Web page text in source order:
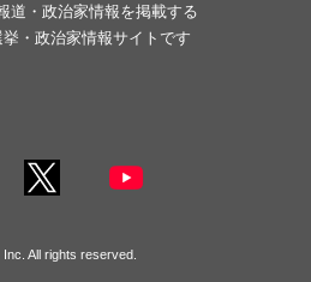
道・政治家情報を掲載する
・政治家情報サイトです
All rights reserved.